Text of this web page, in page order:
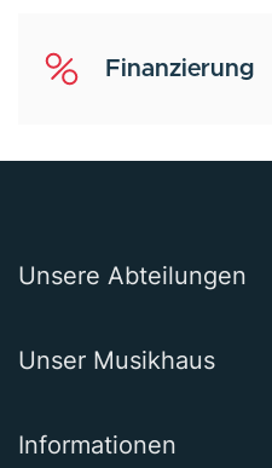
Finanzierung
Unsere Abteilungen
Unser Musikhaus
Informationen